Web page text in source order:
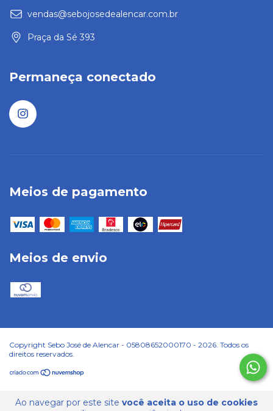
Ao navegar por este site você aceita o uso de cookies
vendas@sebojosedealencar.com.br
Praça da Sé 393
Permaneça conectado
Meios de pagamento
Meios de envio
Copyright Sebo José de Alencar - 05808652000170 - 2026. Todos os
direitos reservados.